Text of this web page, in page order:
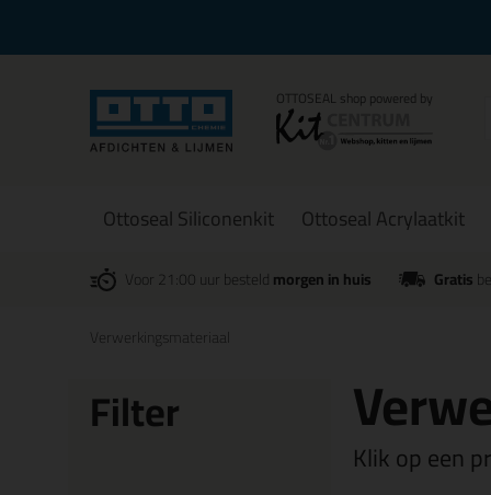
Ottoseal Siliconenkit Ottoseal Acrylaatkit
Voor 21:00 uur besteldmorgen in huis Gratis
Verwerkingsmateriaal
Filter
Klik op een